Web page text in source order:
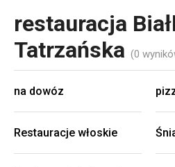
restauracja
Tatrzańska (0
na dowóz
Restauracje włoskie